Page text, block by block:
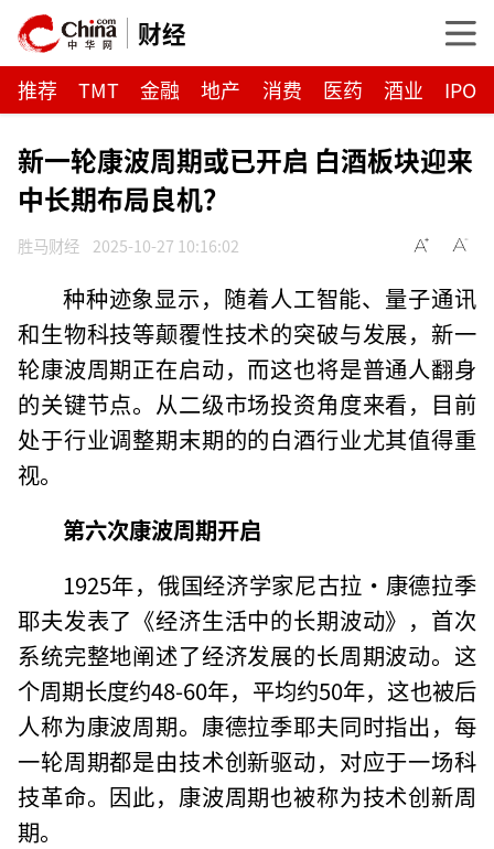
财经
推荐 TMT 金融 地产 消费 医药 酒业 IPO
新一轮康波周期或已开启 白酒板块迎来
中长期布局良机？
胜马财经 2025-10-27 10:16:02
种种迹象显示，随着人工智能、量子通讯
和生物科技等颠覆性技术的突破与发展，新一
轮康波周期正在启动，而这也将是普通人翻身
的关键节点。从二级市场投资角度来看，目前
处于行业调整期末期的的白酒行业尤其值得重
视。
第六次康波周期开启
1925年，俄国经济学家尼古拉·康德拉季
耶夫发表了《经济生活中的长期波动》，首次
系统完整地阐述了经济发展的长周期波动。这
个周期长度约48-60年，平均约50年，这也被后
人称为康波周期。康德拉季耶夫同时指出，每
一轮周期都是由技术创新驱动，对应于一场科
技革命。因此，康波周期也被称为技术创新周
期。